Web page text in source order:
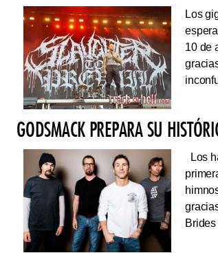
Los
10 de
GODSMACK PREPARA SU
Los